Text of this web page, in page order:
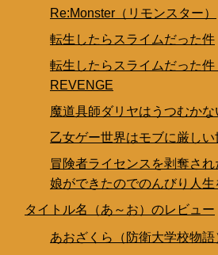
Re:Monster（リモンスター）
転生したらスライムだった件
転生したらスライムだった
REVENGE
魔道具師ダリヤはうつむかな
乙女ゲー世界はモブに厳しい
冒険者ライセンスを剥奪さ
娘ができたのでのんびり人生
タイトル名（あ～お）のレビュー
あおざくら（防衛大学校物語